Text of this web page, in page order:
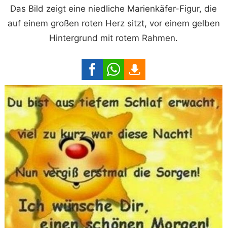
Das Bild zeigt eine niedliche Marienkäfer-Figur, die
auf einem großen roten Herz sitzt, vor einem gelben
Hintergrund mit rotem Rahmen.